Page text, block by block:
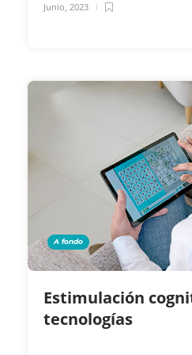
Junio, 2023
A fondo
Estimulación
tecnologías